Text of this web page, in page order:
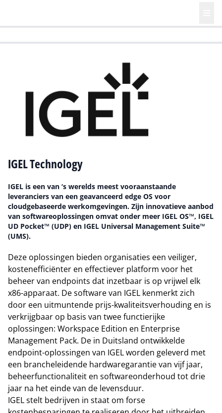
IGEL Technology
IGEL is een van ‘s werelds meest vooraanstaande
leveranciers van een geavanceerd edge OS voor
cloudgebaseerde werkomgevingen. Zijn innovatieve aanbod
van softwareoplossingen omvat onder meer IGEL OS™, IGEL
UD Pocket™ (UDP) en IGEL Universal Management Suite™
(UMS).
Deze oplossingen bieden organisaties een veiliger,
kostenefficiënter en effectiever platform voor het
beheer van endpoints dat inzetbaar is op vrijwel elk
x86-apparaat. De software van IGEL kenmerkt zich
door een uitmuntende prijs-kwaliteitsverhouding en is
verkrijgbaar op basis van twee functierijke
oplossingen: Workspace Edition en Enterprise
Management Pack. De in Duitsland ontwikkelde
endpoint-oplossingen van IGEL worden geleverd met
een brancheleidende hardwaregarantie van vijf jaar,
beheerfunctionaliteit en softwareonderhoud tot drie
jaar na het einde van de levensduur.
IGEL stelt bedrijven in staat om forse